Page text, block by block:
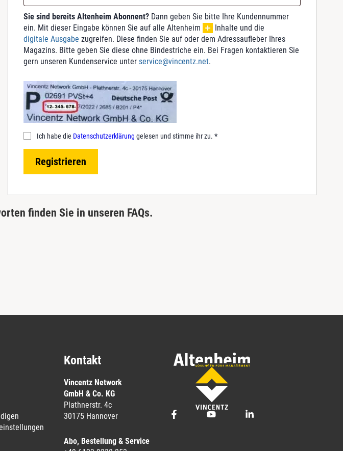
Sie sind bereits Altenheim Abonnent? Dann geben Sie bitte Ihre Kundennummer
ein. Mit dieser Eingabe können Sie auf alle Altenheim
Inhalte und die
digitale Ausgabe zugreifen. Diese finden Sie auf oder dem Adressaufleber Ihres
Magazins. Bitte geben Sie diese ohne Bindestriche ein. Bei Fragen kontaktieren Sie
gern unseren Kundenservice unter service@vincentz.net.
Ich habe die Datenschutzerklärung gelesen und stimme ihr zu. *
Registrieren
finden Sie in unseren FAQs.
Kontakt
Vincentz Network
GmbH & Co. KG
Plathnerstr. 4c
30175 Hannover
Abo, Bestellung & Service